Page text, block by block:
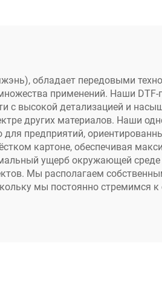
обуви,
носках
обладает передовыми
применений. Наши
с высокой детализацией и
других материалов. Наши
для предприятий,
картоне, обеспечивая
ущерб окружающей среде
Мы располагаем
мы постоянно стремимся